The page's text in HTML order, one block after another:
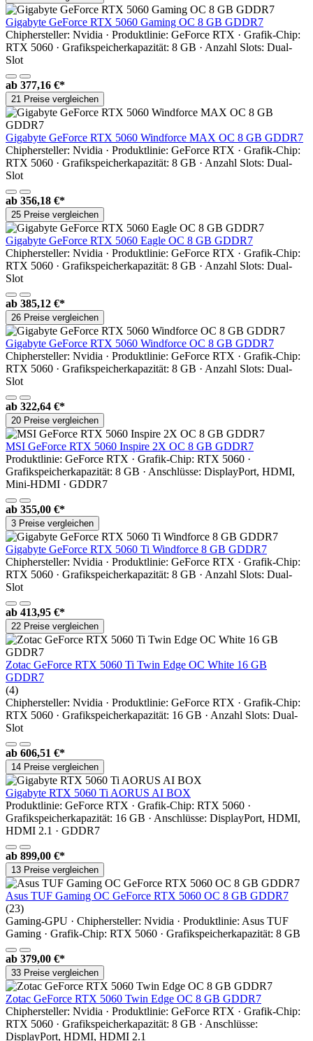
Gigabyte GeForce RTX 5060 Gaming OC 8 GB GDDR7
Chiphersteller: Nvidia · Produktlinie: GeForce RTX · Grafik-Chip:
RTX 5060 · Grafikspeicherkapazität: 8 GB · Anzahl Slots: Dual-
Slot
ab 377,16 €*
21 Preise vergleichen
Gigabyte GeForce RTX 5060 Windforce MAX OC 8 GB GDDR7
Chiphersteller: Nvidia · Produktlinie: GeForce RTX · Grafik-Chip:
RTX 5060 · Grafikspeicherkapazität: 8 GB · Anzahl Slots: Dual-
Slot
ab 356,18 €*
25 Preise vergleichen
Gigabyte GeForce RTX 5060 Eagle OC 8 GB GDDR7
Chiphersteller: Nvidia · Produktlinie: GeForce RTX · Grafik-Chip:
RTX 5060 · Grafikspeicherkapazität: 8 GB · Anzahl Slots: Dual-
Slot
ab 385,12 €*
26 Preise vergleichen
Gigabyte GeForce RTX 5060 Windforce OC 8 GB GDDR7
Chiphersteller: Nvidia · Produktlinie: GeForce RTX · Grafik-Chip:
RTX 5060 · Grafikspeicherkapazität: 8 GB · Anzahl Slots: Dual-
Slot
ab 322,64 €*
20 Preise vergleichen
MSI GeForce RTX 5060 Inspire 2X OC 8 GB GDDR7
Produktlinie: GeForce RTX · Grafik-Chip: RTX 5060 ·
Grafikspeicherkapazität: 8 GB · Anschlüsse: DisplayPort, HDMI,
Mini-HDMI · GDDR7
ab 355,00 €*
3 Preise vergleichen
Gigabyte GeForce RTX 5060 Ti Windforce 8 GB GDDR7
Chiphersteller: Nvidia · Produktlinie: GeForce RTX · Grafik-Chip:
RTX 5060 · Grafikspeicherkapazität: 8 GB · Anzahl Slots: Dual-
Slot
ab 413,95 €*
22 Preise vergleichen
Zotac GeForce RTX 5060 Ti Twin Edge OC White 16 GB
GDDR7
(4)
Chiphersteller: Nvidia · Produktlinie: GeForce RTX · Grafik-Chip:
RTX 5060 · Grafikspeicherkapazität: 16 GB · Anzahl Slots: Dual-
Slot
ab 606,51 €*
14 Preise vergleichen
Gigabyte RTX 5060 Ti AORUS AI BOX
Produktlinie: GeForce RTX · Grafik-Chip: RTX 5060 ·
Grafikspeicherkapazität: 16 GB · Anschlüsse: DisplayPort, HDMI,
HDMI 2.1 · GDDR7
ab 899,00 €*
13 Preise vergleichen
Asus TUF Gaming OC GeForce RTX 5060 OC 8 GB GDDR7
(23)
Gaming-GPU · Chiphersteller: Nvidia · Produktlinie: Asus TUF
Gaming · Grafik-Chip: RTX 5060 · Grafikspeicherkapazität: 8 GB
ab 379,00 €*
33 Preise vergleichen
Zotac GeForce RTX 5060 Twin Edge OC 8 GB GDDR7
Chiphersteller: Nvidia · Produktlinie: GeForce RTX · Grafik-Chip:
RTX 5060 · Grafikspeicherkapazität: 8 GB · Anschlüsse:
DisplayPort, HDMI, HDMI 2.1